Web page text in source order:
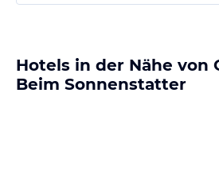
Hotels in der Nähe von
Beim Sonnenstatter